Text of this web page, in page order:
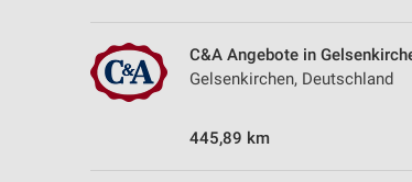
C&A Angebote in
Gelsenkirchen, Deutschland
445,89 km
Messung der Performance von Inhalten
Analyse von Zielgruppen durch Statistiken oder
Entwicklung und Verbesserung der Angebote